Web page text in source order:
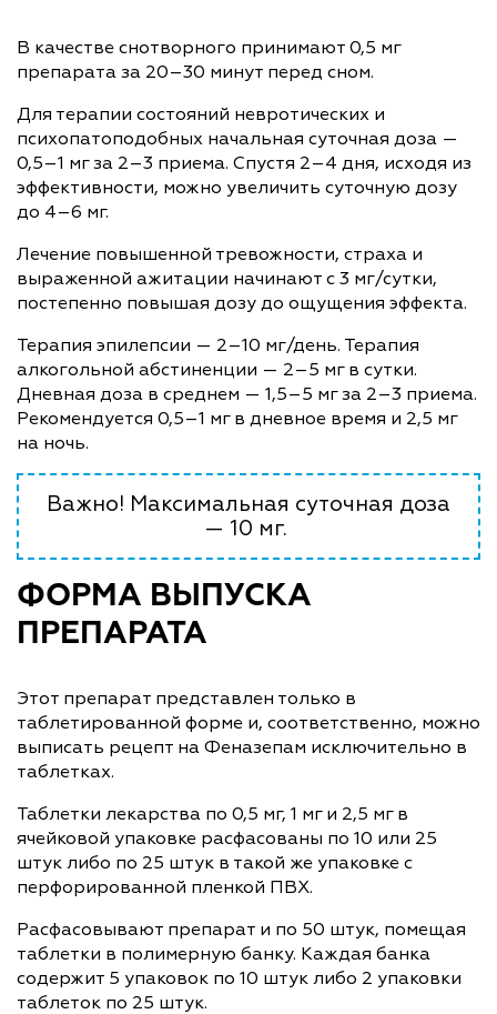
В качестве снотворного принимают 0,5 мг
препарата за 20–30 минут перед сном.
Для терапии состояний невротических и
психопатоподобных начальная суточная доза —
0,5–1 мг за 2–3 приема. Спустя 2–4 дня, исходя из
эффективности, можно увеличить суточную дозу
до 4–6 мг.
Лечение повышенной тревожности, страха и
выраженной ажитации начинают с 3 мг/сутки,
постепенно повышая дозу до ощущения эффекта.
Терапия эпилепсии — 2–10 мг/день. Терапия
алкогольной абстиненции — 2–5 мг в сутки.
Дневная доза в среднем — 1,5–5 мг за 2–3 приема.
Рекомендуется 0,5–1 мг в дневное время и 2,5 мг
на ночь.
Важно! Максимальная суточная доза
— 10 мг.
ФОРМА ВЫПУСКА
ПРЕПАРАТА
Этот препарат представлен только в
таблетированной форме и, соответственно, можно
выписать рецепт на Феназепам исключительно в
таблетках.
Таблетки лекарства по 0,5 мг, 1 мг и 2,5 мг в
ячейковой упаковке расфасованы по 10 или 25
штук либо по 25 штук в такой же упаковке с
перфорированной пленкой ПВХ.
Расфасовывают препарат и по 50 штук, помещая
таблетки в полимерную банку. Каждая банка
содержит 5 упаковок по 10 штук либо 2 упаковки
таблеток по 25 штук.